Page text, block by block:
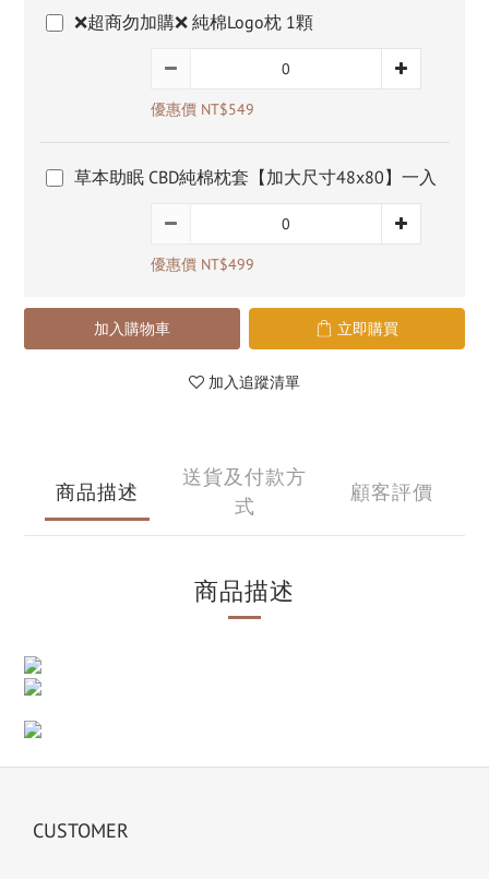
❌超商勿加購❌ 純棉Logo枕 1顆
優惠價 NT$549
草本助眠 CBD純棉枕套【加大尺寸48x80】一入
優惠價 NT$499
加入購物車 立即購買
加入追蹤清單
商品描述
送貨及付款方
式
顧客評價
商品描述
CUSTOMER